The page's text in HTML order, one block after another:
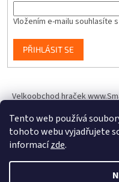
Tento web používá
tohoto webu vyjadřujete
informacízde.
Vložením e-mailu souhlasíte s
PŘIHLÁSIT SE
Velkoobchod hraček